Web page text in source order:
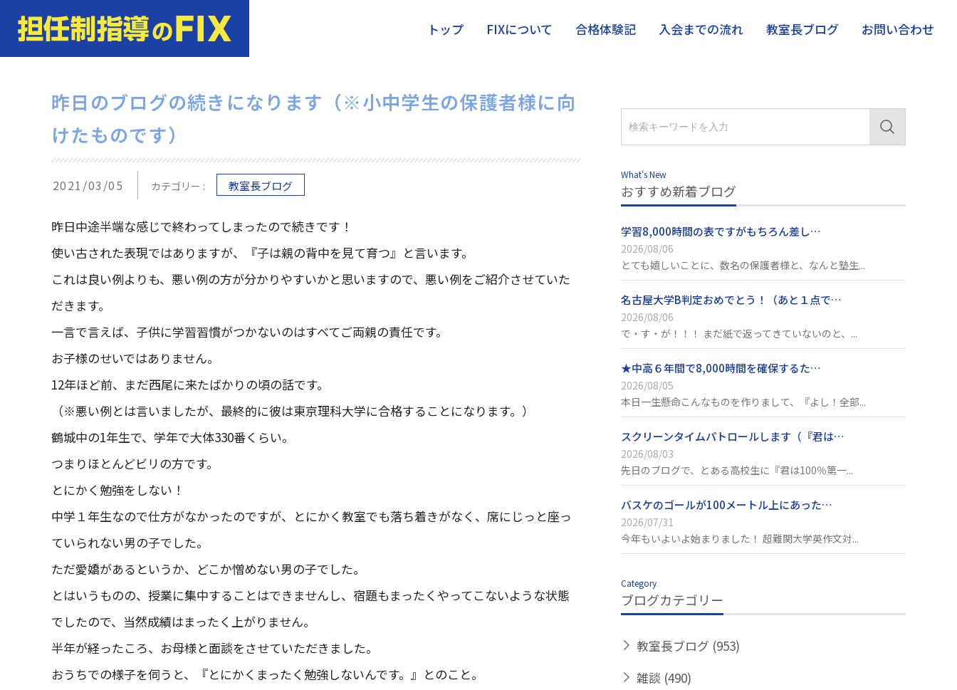
トップ FIXについて 合格体験記 入会までの流れ 教室長ブログ お問い合わせ
昨日のブログの続きになります（※小中学生の保護者様に向
けたものです）
2021/03/05 カテゴリー : 教室長ブログ
昨日中途半端な感じで終わってしまったので続きです！
使い古された表現ではありますが、『子は親の背中を見て育つ』と言います。
これは良い例よりも、悪い例の方が分かりやすいかと思いますので、悪い例をご紹介させていた
だきます。
一言で言えば、子供に学習習慣がつかないのはすべてご両親の責任です。
お子様のせいではありません。
12年ほど前、まだ西尾に来たばかりの頃の話です。
（※悪い例とは言いましたが、最終的に彼は東京理科大学に合格することになります。）
鶴城中の1年生で、学年で大体330番くらい。
つまりほとんどビリの方です。
とにかく勉強をしない！
中学１年生なので仕方がなかったのですが、とにかく教室でも落ち着きがなく、席にじっと座っ
ていられない男の子でした。
ただ愛嬌があるというか、どこか憎めない男の子でした。
とはいうものの、授業に集中することはできませんし、宿題もまったくやってこないような状態
でしたので、当然成績はまったく上がりません。
半年が経ったころ、お母様と面談をさせていただきました。
おうちでの様子を伺うと、『とにかくまったく勉強しないんです。』とのこと。
What's New
おすすめ新着ブログ
学習8,000時間の表ですがもちろん差し…
2026/08/06
とても嬉しいことに、数名の保護者様と、なんと塾生...
名古屋大学B判定おめでとう！（あと１点で…
2026/08/06
で・す・が！！！ まだ紙で返ってきていないのと、...
★中高６年間で8,000時間を確保するた…
2026/08/05
本日一生懸命こんなものを作りまして、『よし！全部...
スクリーンタイムパトロールします（『君は…
2026/08/03
先日のブログで、とある高校生に『君は100％第一...
バスケのゴールが100メートル上にあった…
2026/07/31
今年もいよいよ始まりました！ 超難関大学英作文対...
Category
ブログカテゴリー
教室長ブログ (953)
雑談 (490)